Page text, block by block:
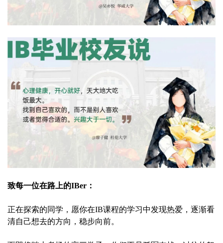
致每一位在路上的IBer：
正在探索的同学，愿你在IB课程的学习中发现热爱，逐渐看
清自己想去的方向，稳步向前。